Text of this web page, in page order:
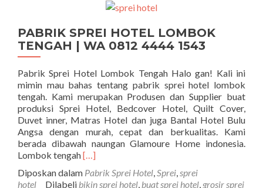
PABRIK SPREI HOTEL LOMBOK
TENGAH | WA 0812 4444 1543
Pabrik Sprei Hotel Lombok Tengah Halo gan! Kali ini
mimin mau bahas tentang pabrik sprei hotel lombok
tengah. Kami merupakan Produsen dan Supplier buat
produksi Sprei Hotel, Bedcover Hotel, Quilt Cover,
Duvet inner, Matras Hotel dan juga Bantal Hotel Bulu
Angsa dengan murah, cepat dan berkualitas. Kami
berada dibawah naungan Glamoure Home indonesia.
Lombok tengahSelengkapnya tentangPABRIK SPREI
[…]
Diposkan dalam Pabrik Sprei Hotel Sprei sprei
hotel
Dilabeli bikin sprei hotel buat sprei hotel grosir sprei